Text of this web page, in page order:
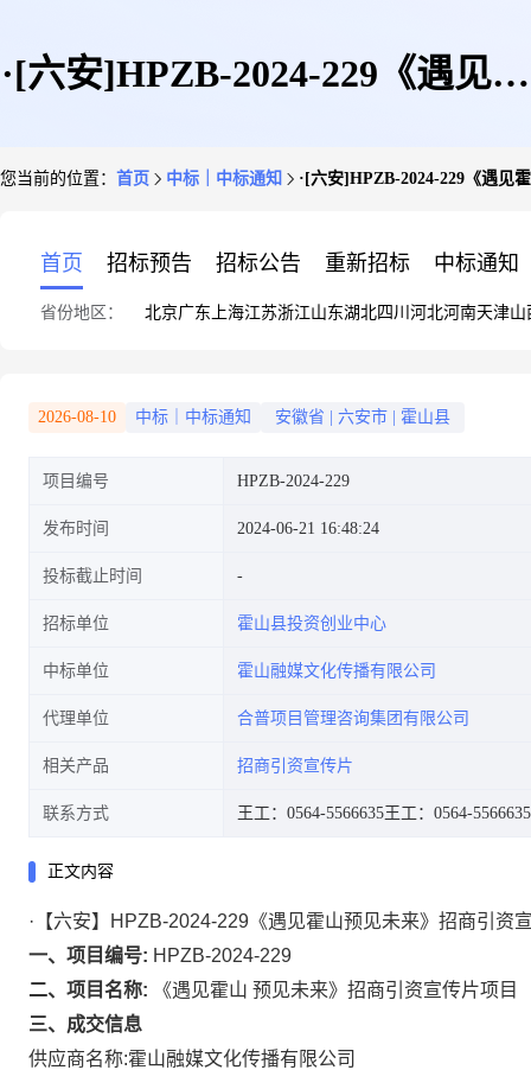
·[六安]HPZB-2024-229《遇见霍
您当前的位置： 首页 中标｜中标通知 ·[六安]HPZB-2024-229《遇见
首页 招标预告 招标公告 重新招标 中标通知
省份地区： 北京广东 上海江苏浙江山东湖北四川 河北河南天津山
2026-08-10 中标｜中标通知 安徽省 六安市 霍山县
项目编号 HPZB-2024-229
发布时间 2024-06-21 16:48:24
投标截止时间
招标单位 霍山县投资创业中心
中标单位 霍山融媒文化传播有限公司
代理单位 合普项目管理咨询集团有限公司
相关产品 招商引资宣传片
联系方式 王工：0564-5566635王工：0564-5566635
正文内容
·【六安】HPZB-2024-229《遇见霍山预见未来》招商引资
一、项目编号: HPZB-2024-229
二、项目名称:
《遇见霍山 预见未来》招商引资宣传片项目
三、成交信息
供应商名称:霍山融媒文化传播有限公司